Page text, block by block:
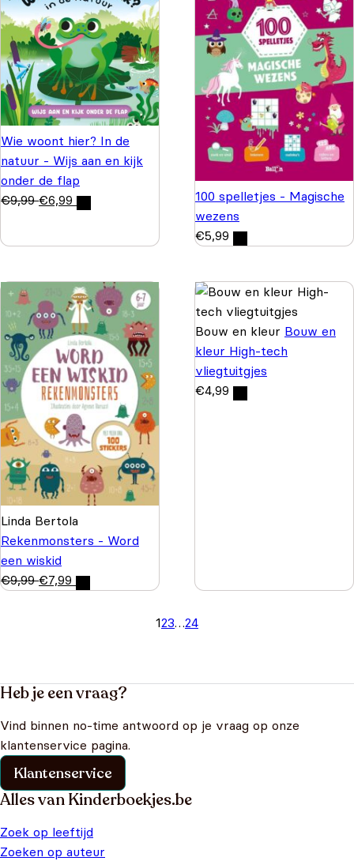
Wie woont hier? In de
natuur - Wijs aan en kijk
onder de flap
€9,99 €6,99
100 spelletjes - Magische
wezens
€5,99
Linda Bertola
Rekenmonsters - Word
een wiskid
€9,99 €7,99
Bouw en kleur Bouw en
kleur High-tech
vliegtuitgjes
€4,99
123…24
Heb je een vraag?
Vind binnen no-time antwoord op je vraag op onze
klantenservice pagina.
Klantenservice
Alles van Kinderboekjes.be
Zoek op leeftijd
Zoeken op auteur